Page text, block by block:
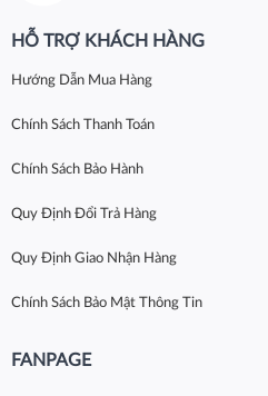
HỖ TRỢ KHÁCH HÀNG
Hướng Dẫn Mua Hàng
Chính Sách Thanh Toán
Chính Sách Bảo Hành
Quy Định Đổi Trả Hàng
Quy Định Giao Nhận Hàng
Chính Sách Bảo Mật Thông Tin
FANPAGE